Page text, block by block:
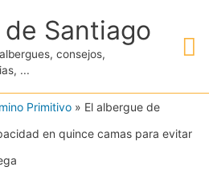
Santiago
consejos,
...
Primitivo » El albergue de
en quince camas para evitar